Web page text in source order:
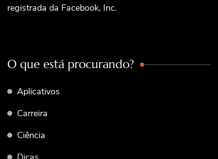
registrada da Facebook, Inc.
O que está procurando?
Aplicativos
Carreira
Ciência